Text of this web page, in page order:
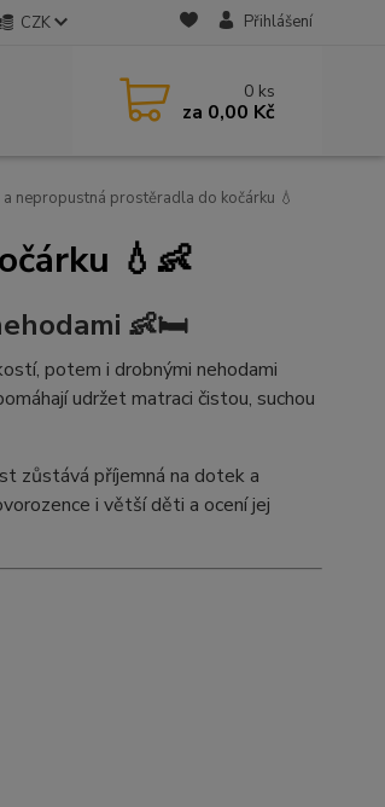
CZK Přihlášení
0 ks
za 0,00 Kč
nepropustná prostěradla do kočárku 💧
💧👶
👶🛏️
potem i drobnými nehodami
udržet matraci čistou, suchou
zůstává příjemná na dotek a
i větší děti a ocení jej